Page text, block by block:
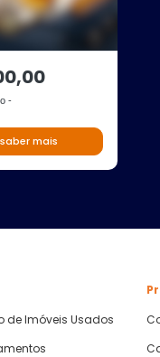
-
mais
de Imóveis Usados